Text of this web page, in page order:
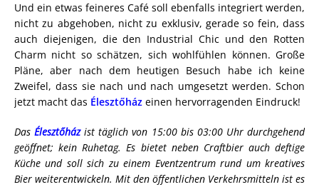
Und ein etwas feineres Café soll ebenfalls integriert werden,
nicht zu abgehoben, nicht zu exklusiv, gerade so fein, dass
auch diejenigen, die den Industrial Chic und den Rotten
Charm nicht so schätzen, sich wohlfühlen können. Große
Pläne, aber nach dem heutigen Besuch habe ich keine
Zweifel, dass sie nach und nach umgesetzt werden. Schon
jetzt macht das Élesztőház einen hervorragenden Eindruck!
DasÉlesztőházist täglich von 15:00 bis 03:00 Uhr durchgehend
geöffnet; kein Ruhetag. Es bietet neben Craftbier auch deftige
Küche und soll sich zu einem Eventzentrum rund um kreatives
Bier weiterentwickeln. Mit den öffentlichen Verkehrsmitteln ist es